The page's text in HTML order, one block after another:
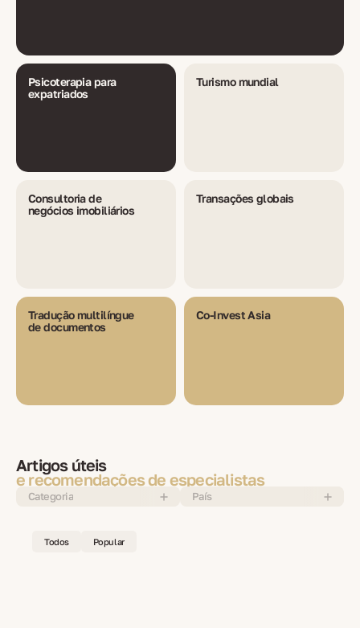
Psicoterapia para
expatriados
Turismo mundial
Consultoria de
negócios imobiliários
Transações globais
Tradução multilíngue
de documentos
Co-Invest Asia
Artigos úteis
e recomendações de especialistas
Categoria País
Todos Popular